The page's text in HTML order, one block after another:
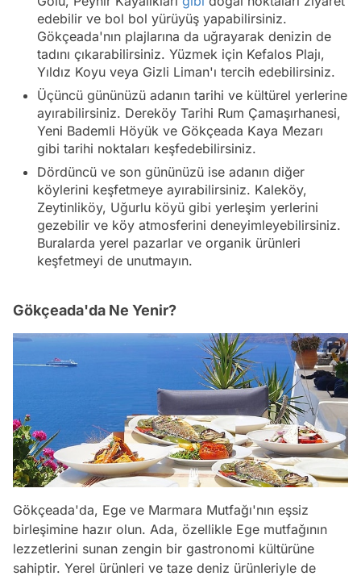
edebilir ve bol bol yürüyüş yapabilirsiniz.
Gökçeada'nın plajlarına da uğrayarak denizin de
tadını çıkarabilirsiniz. Yüzmek için Kefalos Plajı,
Yıldız Koyu veya Gizli Liman'ı tercih edebilirsiniz.
Üçüncü gününüzü adanın tarihi ve kültürel yerlerine
ayırabilirsiniz. Dereköy Tarihi Rum Çamaşırhanesi,
Yeni Bademli Höyük ve Gökçeada Kaya Mezarı
gibi tarihi noktaları keşfedebilirsiniz.
Dördüncü ve son gününüzü ise adanın diğer
köylerini keşfetmeye ayırabilirsiniz. Kaleköy,
Zeytinliköy, Uğurlu köyü gibi yerleşim yerlerini
gezebilir ve köy atmosferini deneyimleyebilirsiniz.
Buralarda yerel pazarlar ve organik ürünleri
keşfetmeyi de unutmayın.
Gökçeada'da Ne Yenir?
Gökçeada'da, Ege ve Marmara Mutfağı'nın eşsiz
birleşimine hazır olun. Ada, özellikle Ege mutfağının
lezzetlerini sunan zengin bir gastronomi kültürüne
sahiptir. Yerel ürünleri ve taze deniz ürünleriyle de